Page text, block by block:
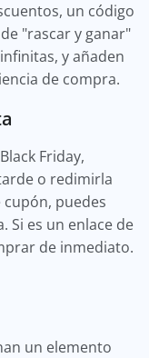
un código
"rascar y ganar"
y añaden
de compra.
Friday,
o redimirla
puedes
Si es un enlace de
de inmediato.
un elemento